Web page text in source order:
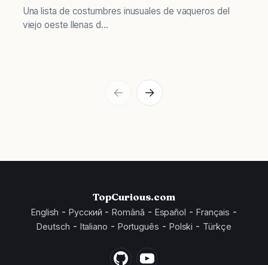
Una lista de costumbres inusuales de vaqueros del
viejo oeste llenas d...
TopCurious.com
English -Русский -Română - Español - Français -
Deutsch - Italiano - Português - Polski - Türkçe